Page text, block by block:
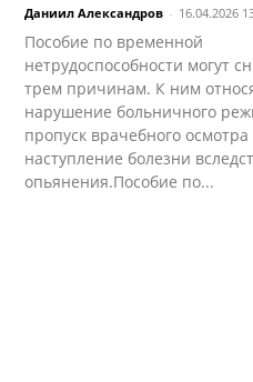
Даниил Александров - 16.04.2026
Пособие по временной
нетрудоспособности могут
трем причинам. К ним
нарушение больничного
пропуск врачебного осмотра
наступление болезни
опьянения.Пособие по...